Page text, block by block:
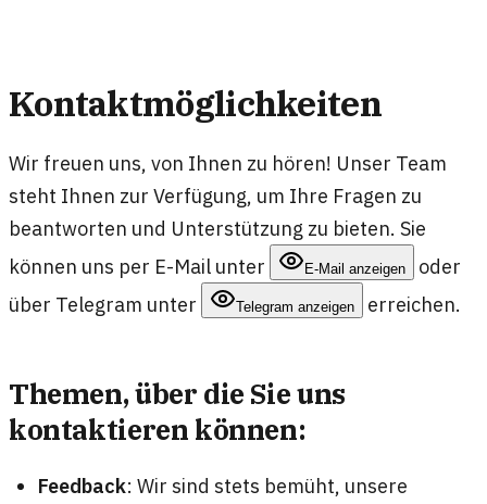
Kontaktmöglichkeiten
Wir freuen uns, von Ihnen zu hören! Unser Team
steht Ihnen zur Verfügung, um Ihre Fragen zu
beantworten und Unterstützung zu bieten. Sie
können uns per E-Mail unter
E-Mail anzeigen
oder
über Telegram unter
Telegram anzeigen erreichen.
Themen, über die Sie uns
kontaktieren können:
Feedback: Wir sind stets bemüht, unsere